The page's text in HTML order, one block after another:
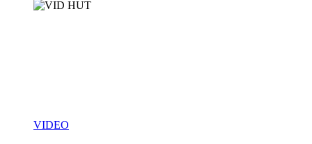
VIDEO